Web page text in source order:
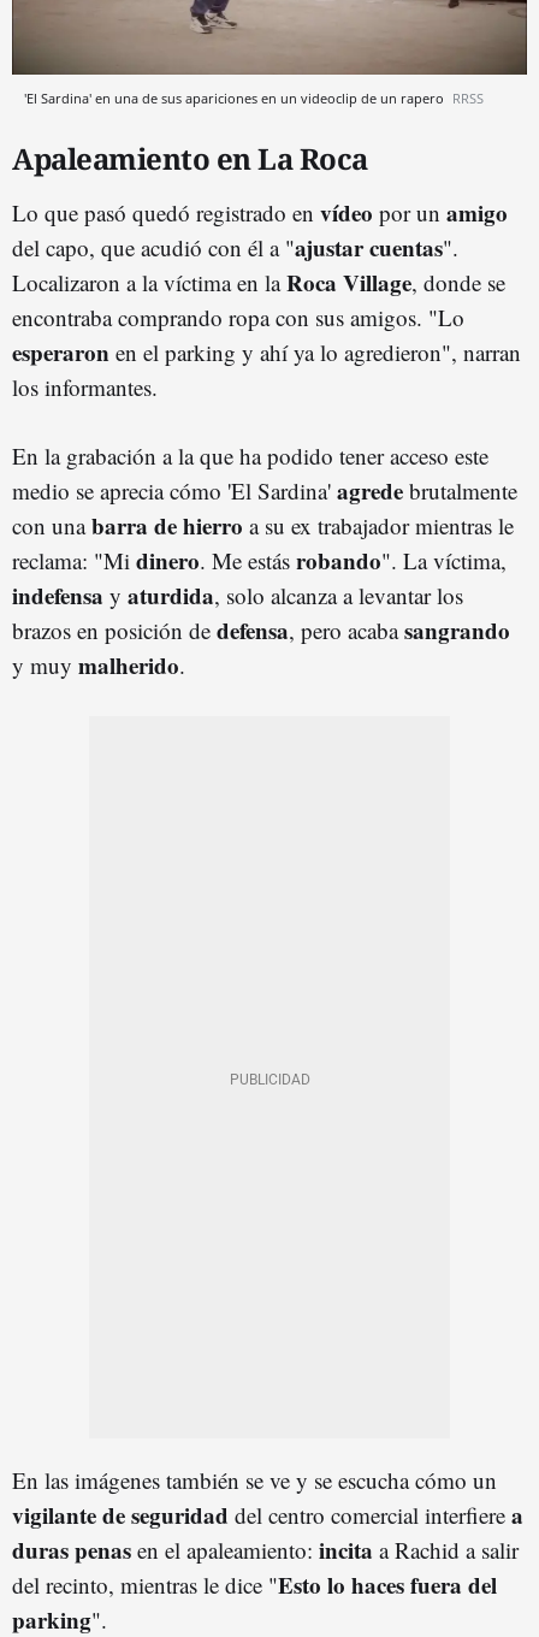
'El Sardina' en una de sus apariciones en un videoclip de un rapero RRSS
Apaleamiento en La Roca
Lo que pasó quedó registrado en vídeo por un amigo
del capo, que acudió con él a "ajustar cuentas".
Localizaron a la víctima en laRoca Village, donde se
encontraba comprando ropa con sus amigos. "Lo
esperaron en el parking y ahí ya lo agredieron", narran
los informantes.
En la grabación a la que ha podido tener acceso este
medio se aprecia cómo 'El Sardina' agrede brutalmente
con unabarra de hierro a su ex trabajador mientras le
reclama: "Mi dinero. Me estás robando". La víctima,
indefensa y aturdida, solo alcanza a levantar los
brazos en posición de defensa, pero acabasangrando
y muy malherido.
En las imágenes también se ve y se escucha cómo un
vigilante de seguridad del centro comercial interfiere a
duras penas en el apaleamiento: incita a Rachid a salir
del recinto, mientras le dice "Esto lo haces fuera del
parking".